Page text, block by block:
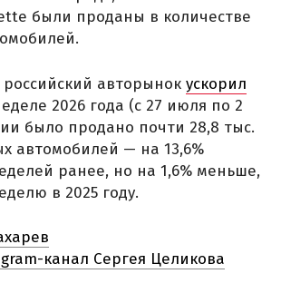
были проданы в количестве
авторынок ускорил
2026 года (с 27 июля по 2
было продано почти 28,8 тыс.
автомобилей — на 13,6%
ранее, но на 1,6% меньше,
в 2025 году.
канал Сергея Целикова